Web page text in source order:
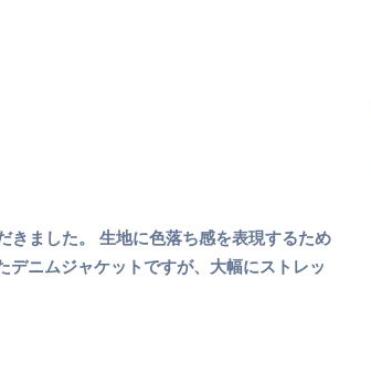
きました。 生地に色落ち感を表現するため
ニムジャケットですが、大幅にストレッ